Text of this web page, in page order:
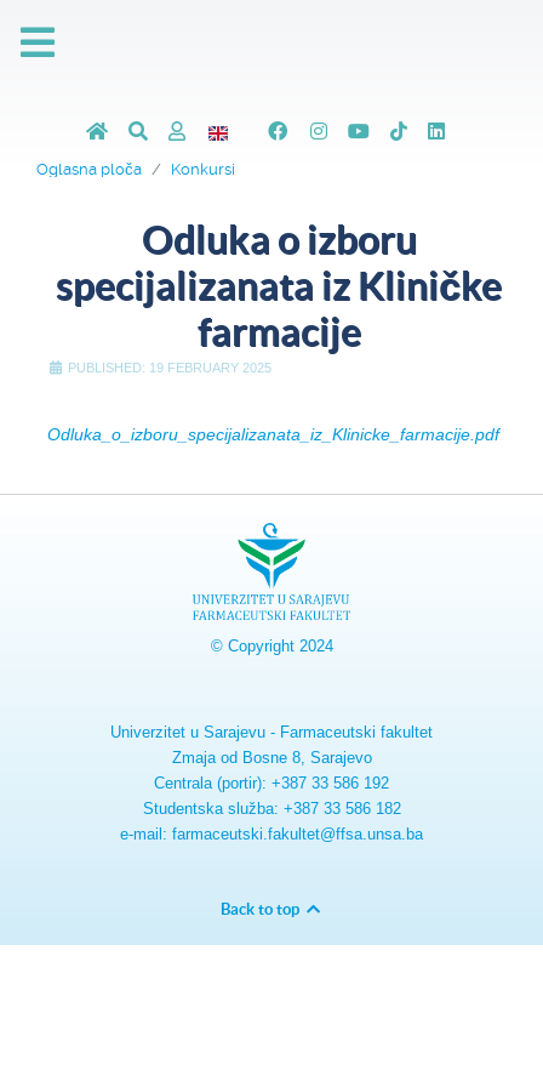
Oglasna ploča Konkursi
Odluka o izboru
specijalizanata iz Kliničke
farmacije
PUBLISHED: 19 FEBRUARY 2025
Odluka_o_izboru_specijalizanata_iz_Klinicke_farmacije.pdf
© Copyright 2024
Univerzitet u Sarajevu - Farmaceutski fakultet
Zmaja od Bosne 8, Sarajevo
Centrala (portir): +387 33 586 192
Studentska služba: +387 33 586 182
e-mail: farmaceutski.fakultet@ffsa.unsa.ba
Back to top